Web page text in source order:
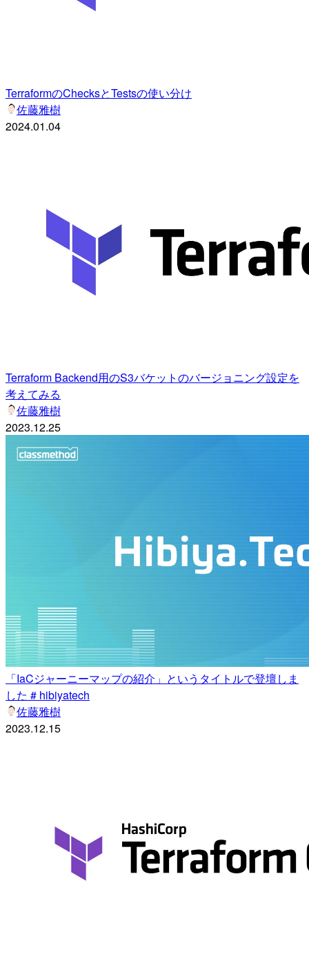
TerraformのChecksとTestsの使い分け
佐藤雅樹
2024.01.04
Terraform Backend用のS3バケットのバージョニング設定を
考えてみる
佐藤雅樹
2023.12.25
「IaCジャーニーマップの紹介」というタイトルで登壇しま
した # hibiyatech
佐藤雅樹
2023.12.15